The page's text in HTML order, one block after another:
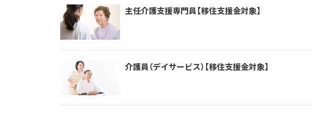
主任介護支援専門員【移住支援金対象】
介護員（デイサービス）【移住支援金対象】